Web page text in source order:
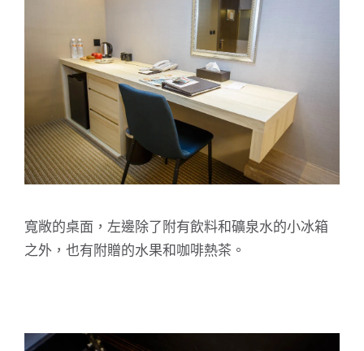
寬敞的桌面，左邊除了附有飲料和礦泉水的小冰箱
之外，也有附贈的水果和咖啡熱茶。